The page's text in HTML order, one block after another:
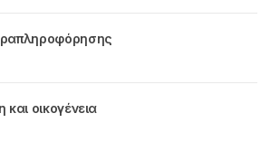
και οικογένεια